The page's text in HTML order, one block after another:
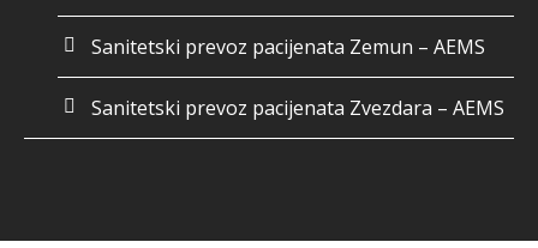
Sanitetski prevoz pacijenata Zemun – AEMS
Sanitetski prevoz pacijenata Zvezdara – AEMS